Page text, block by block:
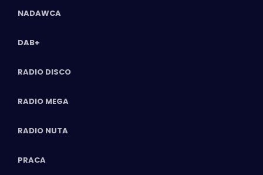
NADAWCA
DAB+
RADIO DISCO
RADIO MEGA
RADIO NUTA
PRACA